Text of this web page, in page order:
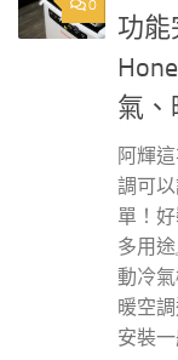
0
功能
氣
阿輝
調可
單！
多用
動冷
暖空
安裝